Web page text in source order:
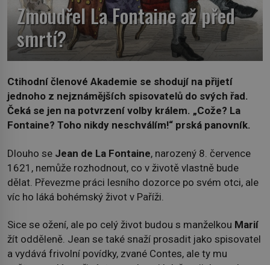
Zmoudřel La Fontaine až před
smrtí?
Ctihodní členové Akademie se shodují na přijetí
jednoho z nejznámějších spisovatelů do svých řad.
Čeká se jen na potvrzení volby králem. „Cože? La
Fontaine? Toho nikdy neschválím!“ prská panovník.
Dlouho se Jean de La Fontaine, narozený 8. července
1621, nemůže rozhodnout, co v životě vlastně bude
dělat. Převezme práci lesního dozorce po svém otci, ale
víc ho láká bohémský život v Paříži.
Sice se ožení, ale po celý život budou s manželkou Marií
žít odděleně. Jean se také snaží prosadit jako spisovatel
a vydává frivolní povídky, zvané Contes, ale ty mu